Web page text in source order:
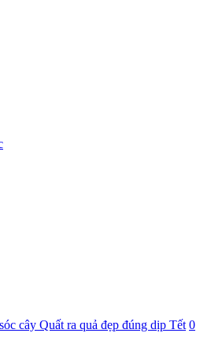
cây Quất ra quả đẹp đúng dịp Tết 0